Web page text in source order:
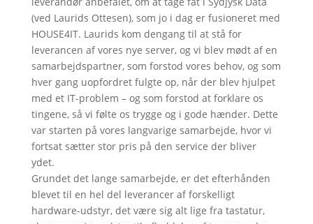
(ved Laurids Ottesen), som jo i dag er fusioneret med
HOUSE4IT. Laurids kom dengang til at stå for
leverancen af vores nye server, og vi blev mødt af en
samarbejdspartner, som forstod vores behov, og som
hver gang uopfordret fulgte op, når der blev hjulpet
med et IT-problem – og som forstod at forklare os
tingene, så vi følte os trygge og i gode hænder. Dette
var starten på vores langvarige samarbejde, hvor vi
fortsat sætter stor pris på den service der bliver
ydet.
Grundet det lange samarbejde, er det efterhånden
blevet til en hel del leverancer af forskelligt
hardware-udstyr, det være sig alt lige fra tastatur,